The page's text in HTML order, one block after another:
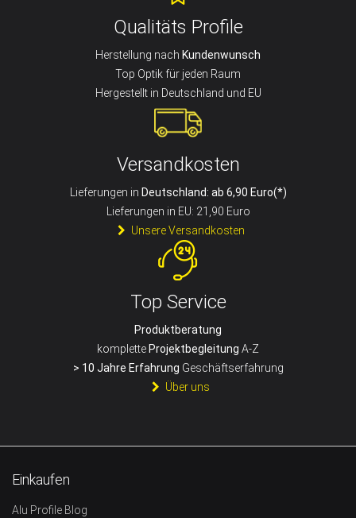
Qualitäts Profile
Herstellung nach Kundenwunsch
Top Optik für jeden Raum
Hergestellt in Deutschland und EU
Versandkosten
Lieferungen in Deutschland: ab 6,90 Euro(*)
Lieferungen in EU: 21,90 Euro
Unsere Versandkosten
Top Service
Produktberatung
komplette Projektbegleitung A-Z
> 10 Jahre Erfahrung Geschäftserfahrung
Über uns
Einkaufen
Alu Profile Blog